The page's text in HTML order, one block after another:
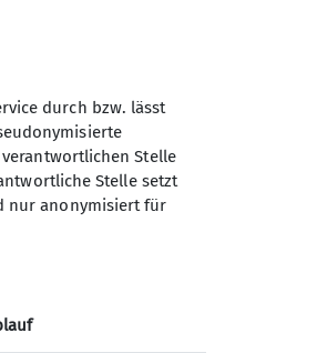
durch bzw. lässt
Stelle
Stelle setzt
nur anonymisiert für